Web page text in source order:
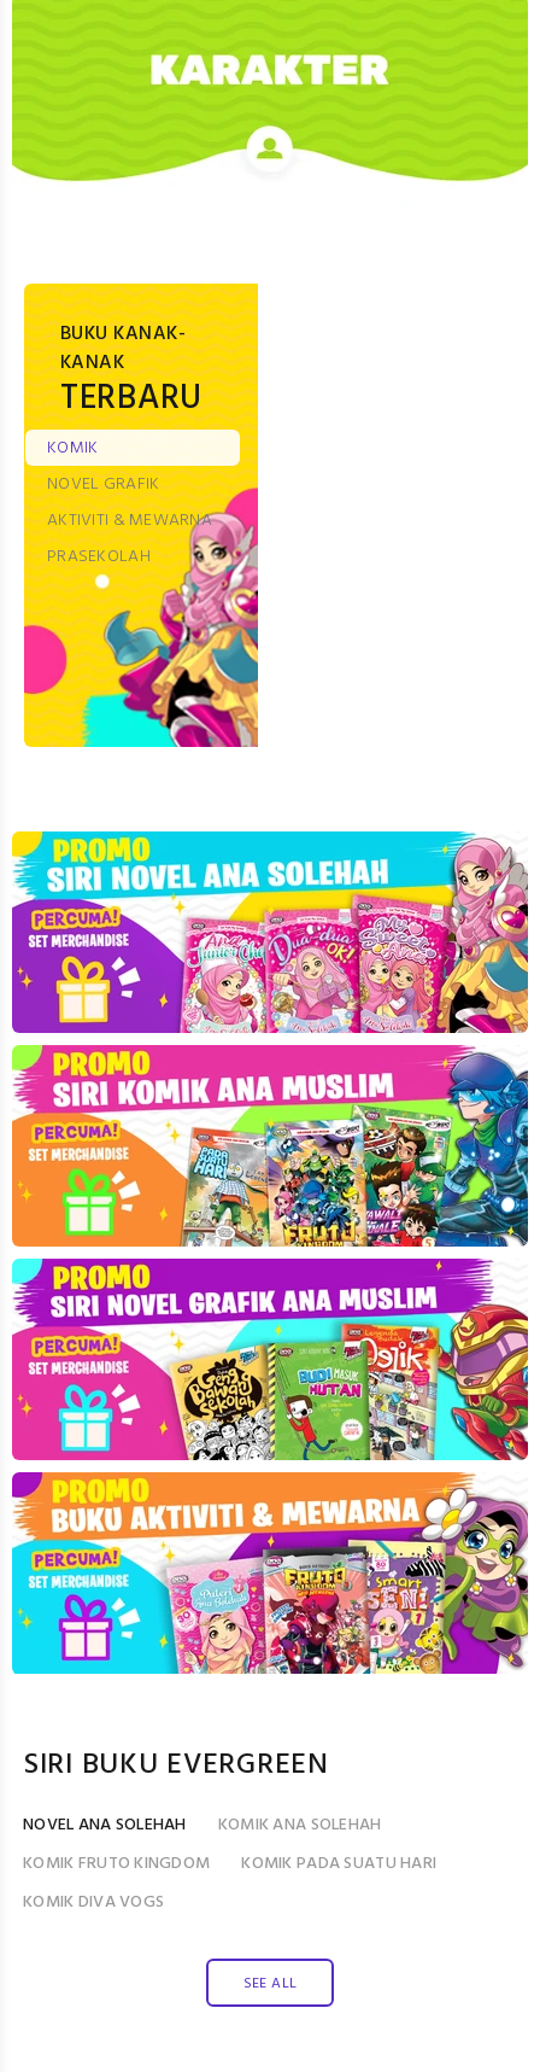
BUKU KANAK-
KANAK
TERBARU
KOMIK
NOVEL GRAFIK
AKTIVITI & MEWARNA
PRASEKOLAH
SIRI BUKU EVERGREEN
NOVEL ANA SOLEHAH
KOMIK ANA SOLEHAH
KOMIK FRUTO KINGDOM
KOMIK PADA SUATU HARI
KOMIK DIVA VOGS
SEE ALL